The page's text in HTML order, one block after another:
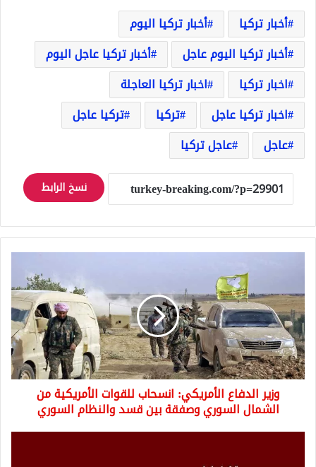
أخبار تركيا
أخبار تركيا اليوم
أخبار تركيا اليوم عاجل
أخبار تركيا عاجل اليوم
اخبار تركيا
اخبار تركيا العاجلة
اخبار تركيا عاجل
تركيا
تركيا عاجل
عاجل
عاجل تركيا
نسخ الرابط
انسحاب
للقوات
الأمريكية
من
الشمال
السوري
وصفقة
والنظام
وزير الدفاع الأمريكي: انسحاب للقوات الأمريكية من
الشمال السوري وصفقة بين قسد والنظام السوري